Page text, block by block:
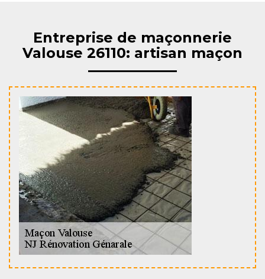
Entreprise de maçonnerie
Valouse 26110: artisan maçon